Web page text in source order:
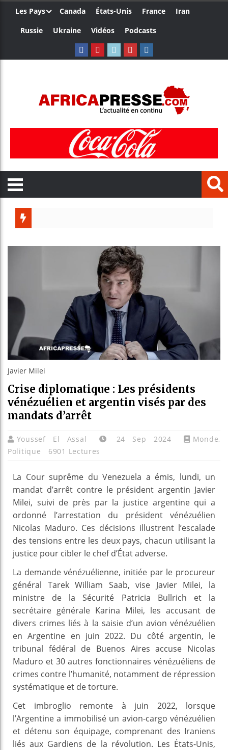
Les Pays Canada États-Unis France
Iran
Russie
Ukraine Vidéos Podcasts
Javier Milei
Crise diplomatique : Les présidents
vénézuélien et argentin visés par des
mandats d’arrêt
Youssef El Assal 24 Sep 2024 Monde,
Politique
6901 Lectures
La Cour suprême du Venezuela a émis, lundi, un
mandat d’arrêt contre le président argentin Javier
Milei, suivi de près par la justice argentine qui a
ordonné l’arrestation du président vénézuélien
Nicolas Maduro. Ces décisions illustrent l’escalade
des tensions entre les deux pays, chacun utilisant la
justice pour cibler le chef d’État adverse.
La demande vénézuélienne, initiée par le procureur
général Tarek William Saab, vise Javier Milei, la
ministre de la Sécurité Patricia Bullrich et la
secrétaire générale Karina Milei, les accusant de
divers crimes liés à la saisie d’un avion vénézuélien
en Argentine en juin 2022. Du côté argentin, le
tribunal fédéral de Buenos Aires accuse Nicolas
Maduro et 30 autres fonctionnaires vénézuéliens de
crimes contre l’humanité, notamment de répression
systématique et de torture.
Cet imbroglio remonte à juin 2022, lorsque
l’Argentine a immobilisé un avion-cargo vénézuélien
et détenu son équipage, comprenant des Iraniens
liés aux Gardiens de la révolution. Les États-Unis,